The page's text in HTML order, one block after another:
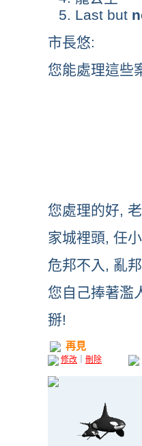
Last but
市長悠:
您能處理這些
您處理的好,
家城裡頭, 任
危邦不入, 亂
您自己捧著濫
掰!
再見
修改 刪除